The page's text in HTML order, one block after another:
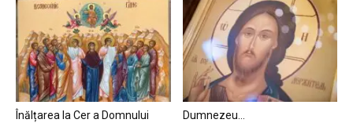
Înălțarea la Cer a Domnului
Dumnezeu…